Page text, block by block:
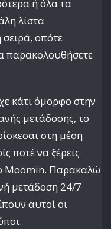
ή όλα τα
λίστα
οπότε
παρακολουθήσετε
κάτι όμορφο στην
μετάδοσης, το
στη μέση
ποτέ να ξέρεις
Moomin. Παρακαλώ
μετάδοση 24/7
αυτοί οι